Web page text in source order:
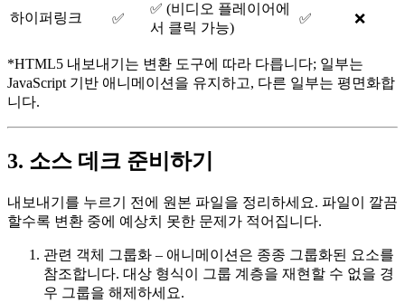
하이퍼링크 ✅
✅ (비디오 플레이어에
서 클릭 가능)
✅ ❌
*HTML5 내보내기는 변환 도구에 따라 다릅니다; 일부는
JavaScript 기반 애니메이션을 유지하고, 다른 일부는 평면화합
니다.
3. 소스 데크 준비하기
내보내기 를 누르기 전에 원본 파일을 정리하세요. 파일이 깔끔
할수록 변환 중에 예상치 못한 문제가 적어집니다.
관련 객체 그룹화 – 애니메이션은 종종 그룹화된 요소를
참조합니다. 대상 형식이 그룹 계층을 재현할 수 없을 경
우 그룹을 해제하세요.